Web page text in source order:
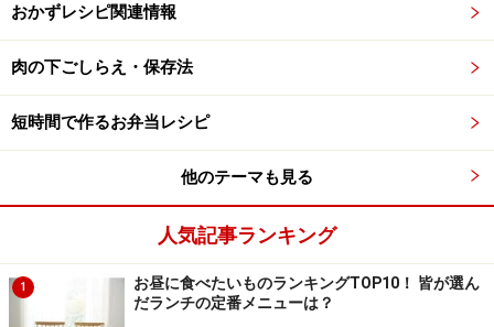
法に注意してください。
楽天市場で人気レシピの書籍をチェック！
おかずレシピ関連情報
肉の下ごしらえ・保存法
短時間で作るお弁当レシピ
他のテーマも見る
人気記事ランキング
1
お昼に食べたいものランキングTOP10！ 皆が選ん
だランチの定番メニューは？